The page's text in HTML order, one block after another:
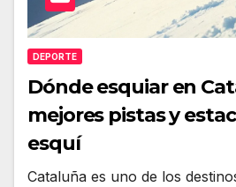
DEPORTE
Dónde esquiar en
mejores pistas y
esquí
Cataluña es uno de los